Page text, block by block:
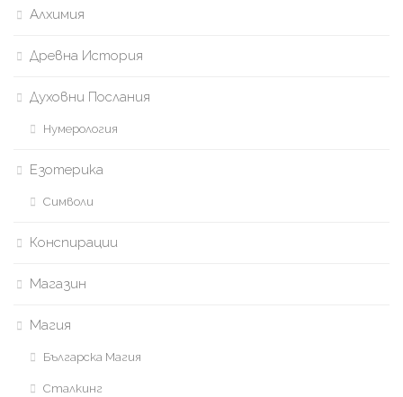
Алхимия
Древна История
Духовни Послания
Нумерология
Езотерика
Символи
Конспирации
Магазин
Магия
Българска Магия
Сталкинг